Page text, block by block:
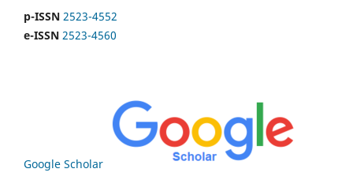
p-ISSN 2523-4552
e-ISSN 2523-4560
Google Scholar